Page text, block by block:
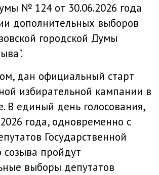
№ 124 от 30.06.2026 года
дополнительных выборов
городской Думы
дан официальный старт
избирательной кампании в
В единый день голосования,
года, одновременно с
Государственной
пройдут
выборы депутатов